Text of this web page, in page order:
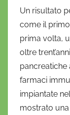
Un risultato
come il
prima volta,
oltre
pancreatiche
farmaci
impiantate
mostrato